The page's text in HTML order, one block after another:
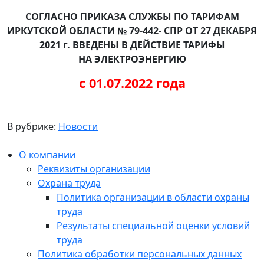
СОГЛАСНО ПРИКАЗА СЛУЖБЫ ПО ТАРИФАМ
ИРКУТСКОЙ ОБЛАСТИ № 79-442- СПР ОТ 27 ДЕКАБРЯ
2021 г. ВВЕДЕНЫ В ДЕЙСТВИЕ ТАРИФЫ
НА ЭЛЕКТРОЭНЕРГИЮ
с 01.07.2022 года
В рубрике: Новости
О компании
Реквизиты организации
Охрана труда
Политика организации в области охраны
труда
Результаты специальной оценки условий
труда
Политика обработки персональных данных